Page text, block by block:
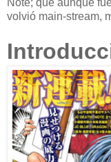
volvió main-stream,